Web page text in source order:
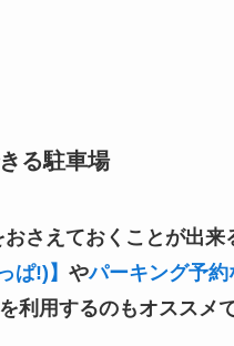
る駐車場
さえておくことが出来
ぱ!)】 やパーキング予約
を利用するのもオススメで